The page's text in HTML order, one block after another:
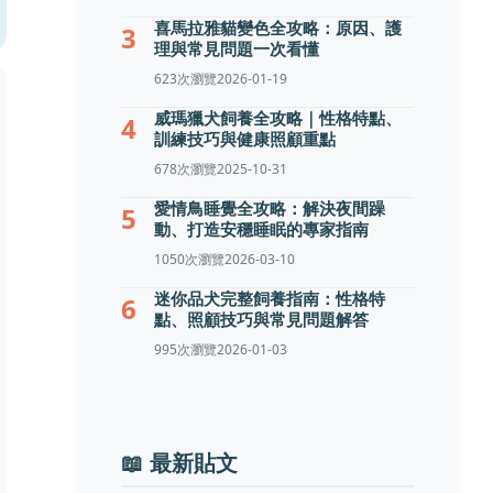
3
喜馬拉雅貓變色全攻略：原因、護
理與常見問題一次看懂
623次瀏覽2026-01-19
4
威瑪獵犬飼養全攻略｜性格特點、
訓練技巧與健康照顧重點
678次瀏覽2025-10-31
5
愛情鳥睡覺全攻略：解決夜間躁
動、打造安穩睡眠的專家指南
1050次瀏覽2026-03-10
6
迷你品犬完整飼養指南：性格特
點、照顧技巧與常見問題解答
995次瀏覽2026-01-03
📖 最新貼文